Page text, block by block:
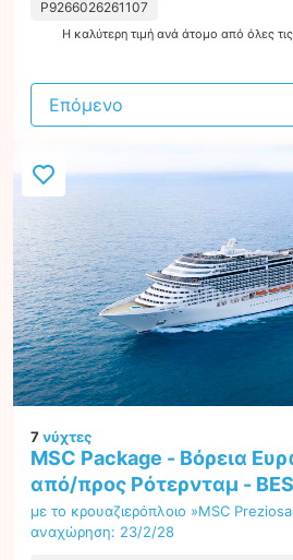
P9266026261107
Η καλύτερη τιμή ανά άτομο από όλες
Επόμενο
7νύχτες
MSC Package - Βόρεια
από/προς Ρότερνταμ -
με το κρουαζιερόπλοιο »MSC
αναχώρηση: 23/2/28